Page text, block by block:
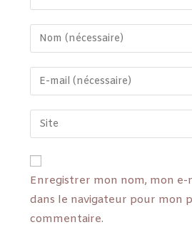
Enregistrer mon nom, mon e-
dans le navigateur pour mon
commentaire.